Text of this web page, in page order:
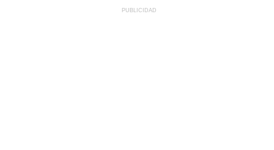
PUBLICIDAD